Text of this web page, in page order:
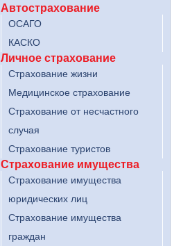
Автострахование
ОСАГО
КАСКО
Личное страхование
Страхование жизни
Медицинское страхование
Страхование от несчастного
случая
Страхование туристов
Страхование имущества
Страхование имущества
юридических лиц
Страхование имущества
граждан